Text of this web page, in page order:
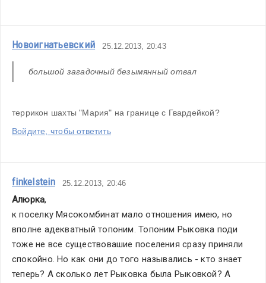
Новоигнатьевский 25.12.2013, 20:43
большой загадочный безымянный отвал
террикон шахты "Мария" на границе с Гвардейкой?
Войдите, чтобы ответить
finkelstein 25.12.2013, 20:46
Алюрка,
к поселку Мясокомбинат мало отношения имею, но
вполне адекватный топоним. Топоним Рыковка поди
тоже не все существовашие поселения сразу приняли
спокойно. Но как они до того назывались - кто знает
теперь? А сколько лет Рыковка была Рыковкой? А